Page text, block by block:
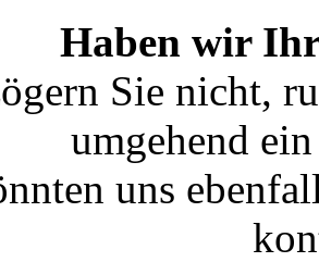
Haben wir Ihr
Sie nicht,
umgehend
uns